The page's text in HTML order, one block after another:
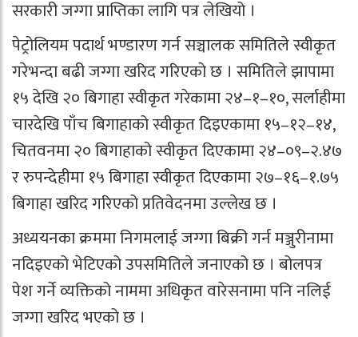
सरकारी जग्गा प्राप्तिका लागि पत्र लेखियो ।
पेट्रोलियम पदार्थ भण्डारण गर्न सञ्चालक समितिले स्वीकृत
गरेभन्दा बढी जग्गा खरिद गरिएको छ । समितिले झापामा
१५ देखि २० बिगाहा स्वीकृत गरेकामा २४–१–१०, सर्लाहीमा
चारदेखि पाँच बिगाहाको स्वीकृत दिइएकामा १५–१२–१४,
चितवनमा २० बिगाहाको स्वीकृत दिएकामा २४–०९–२.४७
र रुपन्देहीमा १५ बिगाहा स्वीकृत दिएकामा २७–१६–१.७५
बिगाहा खरिद गरिएको प्रतिवेदनमा उल्लेख छ ।
अध्ययनका क्रममा निगमलाई जग्गा बिक्री गर्न मञ्जुरीनामा
नदिइएको भेटिएको उपसमितिले जनाएको छ । बोलपत्र
पेश गर्ने व्यक्तिको नाममा अधिकृत वारेसनामा पनि नलिई
जग्गा खरिद भएको छ ।